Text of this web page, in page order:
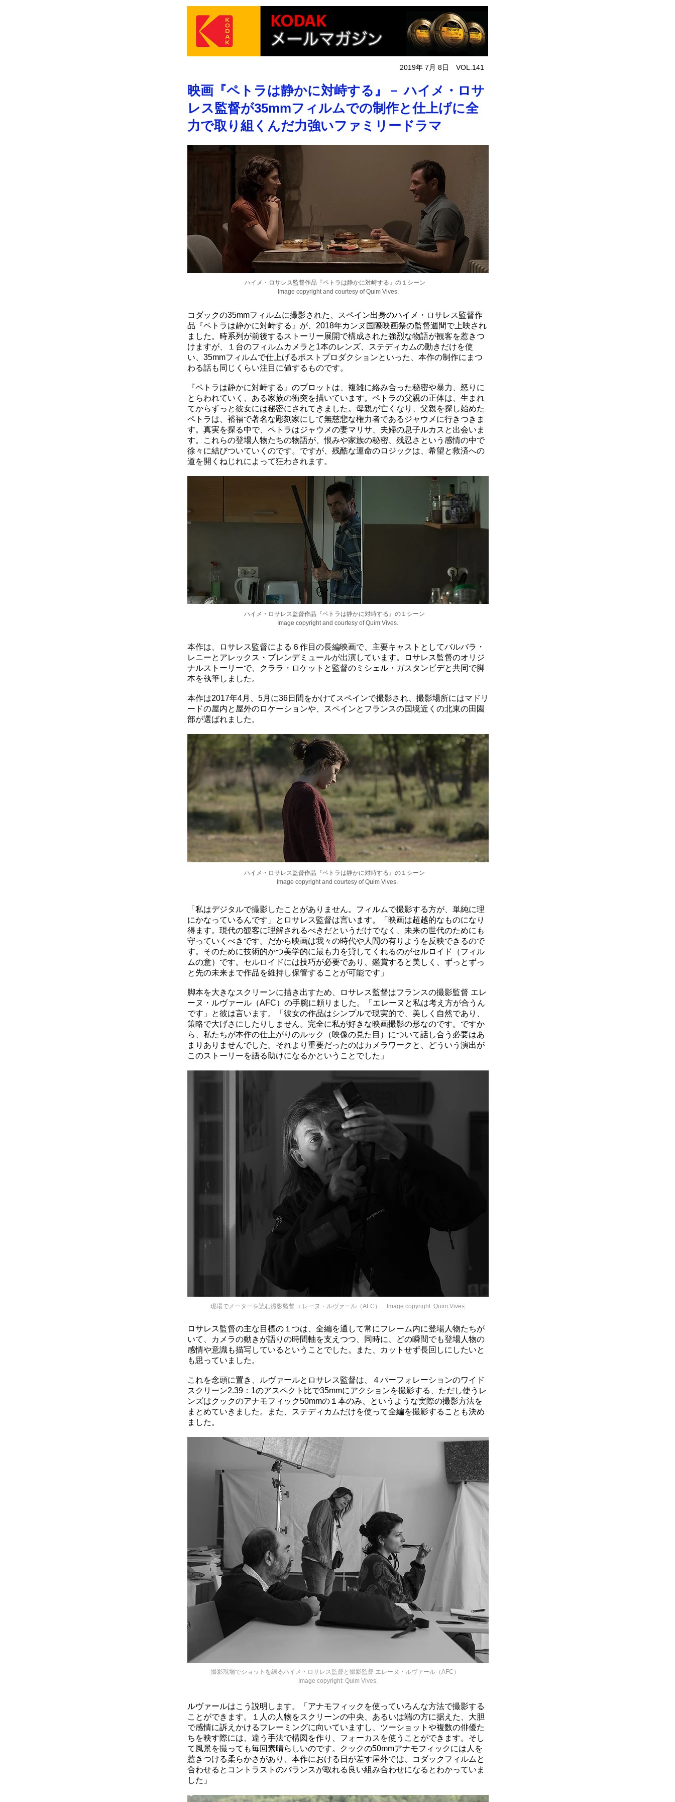
2019年 7月 8日 VOL.141
映画『ペトラは静かに対峙する』－ ハイメ・ロサ
レス監督が35mmフィルムでの制作と仕上げに全
力で取り組くんだ力強いファミリードラマ
ハイメ・ロサレス監督作品『ペトラは静かに対峙する』の１シーン
Image copyright and courtesy of Quim Vives.
コダックの35mmフィルムに撮影された、スペイン出身のハイメ・ロサレス監督作
品『ペトラは静かに対峙する』が、2018年カンヌ国際映画祭の監督週間で上映され
ました。時系列が前後するストーリー展開で構成された強烈な物語が観客を惹きつ
けますが、１台のフィルムカメラと1本のレンズ、ステディカムの動きだけを使
い、35mmフィルムで仕上げるポストプロダクションといった、本作の制作にまつ
わる話も同じくらい注目に値するものです。
『ペトラは静かに対峙する』のプロットは、複雑に絡み合った秘密や暴力、怒りに
とらわれていく、ある家族の衝突を描いています。ペトラの父親の正体は、生まれ
てからずっと彼女には秘密にされてきました。母親が亡くなり、父親を探し始めた
ペトラは、裕福で著名な彫刻家にして無慈悲な権力者であるジャウメに行きつきま
す。真実を探る中で、ペトラはジャウメの妻マリサ、夫婦の息子ルカスと出会いま
す。これらの登場人物たちの物語が、恨みや家族の秘密、残忍さという感情の中で
徐々に結びついていくのです。ですが、残酷な運命のロジックは、希望と救済への
道を開くねじれによって狂わされます。
ハイメ・ロサレス監督作品『ペトラは静かに対峙する』の１シーン
Image copyright and courtesy of Quim Vives.
本作は、ロサレス監督による６作目の長編映画で、主要キャストとしてバルバラ・
レニーとアレックス・ブレンデミュールが出演しています。ロサレス監督のオリジ
ナルストーリーで、クララ・ロケットと監督のミシェル・ガスタンビデと共同で脚
本を執筆しました。
本作は2017年4月、5月に36日間をかけてスペインで撮影され、撮影場所にはマドリ
ードの屋内と屋外のロケーションや、スペインとフランスの国境近くの北東の田園
部が選ばれました。
ハイメ・ロサレス監督作品『ペトラは静かに対峙する』の１シーン
Image copyright and courtesy of Quim Vives.
「私はデジタルで撮影したことがありません。フィルムで撮影する方が、単純に理
にかなっているんです」とロサレス監督は言います。「映画は超越的なものになり
得ます。現代の観客に理解されるべきだというだけでなく、未来の世代のためにも
守っていくべきです。だから映画は我々の時代や人間の有りようを反映できるので
す。そのために技術的かつ美学的に最も力を貸してくれるのがセルロイド（フィル
ムの意）です。セルロイドには技巧が必要であり、鑑賞すると美しく、ずっとずっ
と先の未来まで作品を維持し保管することが可能です」
脚本を大きなスクリーンに描き出すため、ロサレス監督はフランスの撮影監督 エレ
ーヌ・ルヴァール（AFC）の手腕に頼りました。「エレーヌと私は考え方が合うん
です」と彼は言います。「彼女の作品はシンプルで現実的で、美しく自然であり、
策略で大げさにしたりしません。完全に私が好きな映画撮影の形なのです。ですか
ら、私たちが本作の仕上がりのルック（映像の見た目）について話し合う必要はあ
まりありませんでした。それより重要だったのはカメラワークと、どういう演出が
このストーリーを語る助けになるかということでした」
現場でメーターを読む撮影監督 エレーヌ・ルヴァール（AFC） Image copyright: Quim Vives.
ロサレス監督の主な目標の１つは、全編を通して常にフレーム内に登場人物たちが
いて、カメラの動きが語りの時間軸を支えつつ、同時に、どの瞬間でも登場人物の
感情や意識も描写しているということでした。また、カットせず長回しにしたいと
も思っていました。
これを念頭に置き、ルヴァールとロサレス監督は、４パーフォレーションのワイド
スクリーン2.39：1のアスペクト比で35mmにアクションを撮影する、ただし使うレ
ンズはクックのアナモフィック50mmの１本のみ、というような実際の撮影方法を
まとめていきました。また、ステディカムだけを使って全編を撮影することも決め
ました。
撮影現場でショットを練るハイメ・ロサレス監督と撮影監督 エレーヌ・ルヴァール（AFC）
Image copyright: Quim Vives.
ルヴァールはこう説明します。「アナモフィックを使っていろんな方法で撮影する
ことができます。１人の人物をスクリーンの中央、あるいは端の方に据えた、大胆
で感情に訴えかけるフレーミングに向いていますし、ツーショットや複数の俳優た
ちを映す際には、違う手法で構図を作り、フォーカスを使うことができます。そし
て風景を撮っても毎回素晴らしいのです。クックの50mmアナモフィックには人を
惹きつける柔らかさがあり、本作における日が差す屋外では、コダックフィルムと
合わせるとコントラストのバランスが取れる良い組み合わせになるとわかっていま
した」